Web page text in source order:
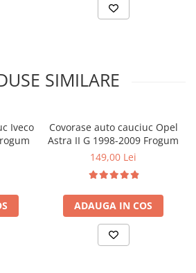
SIMILARE
Iveco
Covorase auto cauciuc Opel
Astra II G 1998-2009 Frogum
149,00 Lei
ADAUGA IN COS